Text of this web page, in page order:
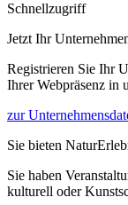
Schnellzugriff
Jetzt Ihr
Registrieren Sie Ihr
Ihrer Webpräsenz in
zur
Sie bieten
Sie haben
kulturell oder